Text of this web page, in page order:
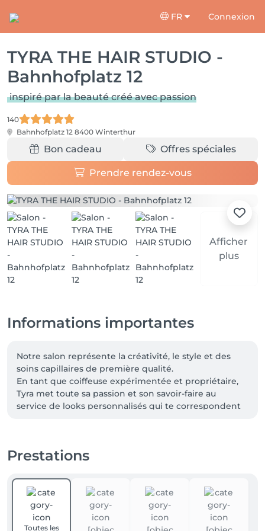
FR Connexion
TYRA THE HAIR STUDIO -
Bahnhofplatz 12
inspiré par la beauté créé avec passion
140
Bahnhofplatz 12 8400 Winterthur
Bon cadeau Offres spéciales
Prendre rendez-vous
Afficher
plus
Informations importantes
Notre salon représente la créativité, le style et des
soins capillaires de première qualité.
En tant que coiffeuse expérimentée et propriétaire,
Tyra met toute sa passion et son savoir-faire au
service de looks personnalisés qui te correspondent
Offre-toi un moment de détente et laisse-toi
Nous nous réjouissons de faire briller ta beauté et tes
cheveux.
Prestations
Toutes les